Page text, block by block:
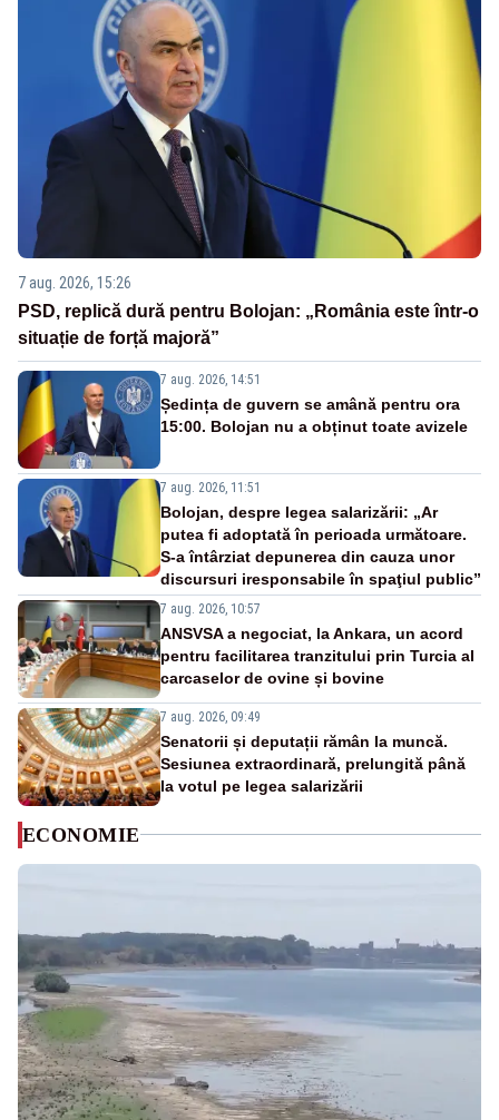
7 aug. 2026, 15:26
PSD, replică dură pentru Bolojan: „România este într-o
situație de forță majoră”
7 aug. 2026, 14:51
Ședința de guvern se amână pentru ora
15:00. Bolojan nu a obținut toate avizele
7 aug. 2026, 11:51
Bolojan, despre legea salarizării: „Ar
putea fi adoptată în perioada următoare.
S-a întârziat depunerea din cauza unor
discursuri iresponsabile în spaţiul public”
7 aug. 2026, 10:57
ANSVSA a negociat, la Ankara, un acord
pentru facilitarea tranzitului prin Turcia al
carcaselor de ovine și bovine
7 aug. 2026, 09:49
Senatorii și deputații rămân la muncă.
Sesiunea extraordinară, prelungită până
la votul pe legea salarizării
ECONOMIE